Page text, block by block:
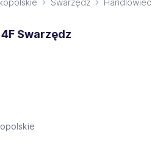
Swarzędz Handlowiec
Swarzędz